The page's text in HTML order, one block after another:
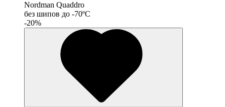
Nordman Quaddro
без шипов до -70ºС
-20%